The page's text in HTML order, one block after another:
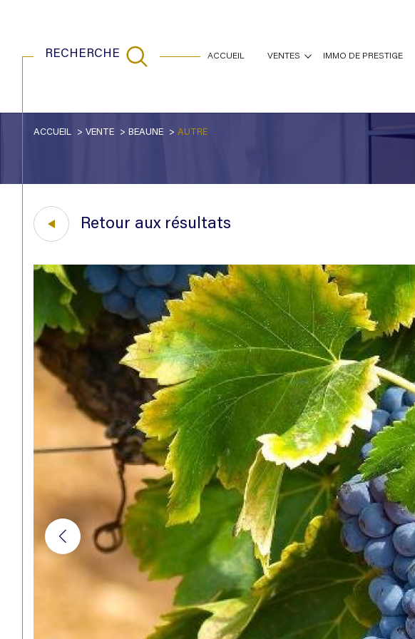
ACCUEIL VENTES
maisons appartements
IMMO DE PRESTIGE
RECHERCHE
Acheter
TYPE DE BIEN 1 LOCALISATION
Autre 21200 - Beaune
ACCUEIL VENTE BEAUNE AUTRE
Retour aux résultats